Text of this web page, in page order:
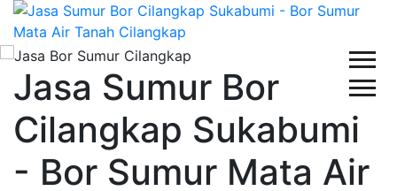
Jasa Sumur Bor
Cilangkap Sukabumi
- Bor Sumur Mata Air